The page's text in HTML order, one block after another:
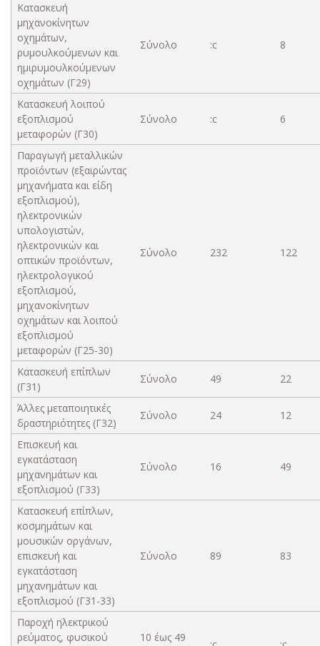
Κατασκευή
μηχανοκίνητων
οχημάτων,
ρυμουλκούμενων και
ημιρυμουλκούμενων
οχημάτων (Γ29)
Σύνολο :c 8
Κατασκευή λοιπού
εξοπλισμού
μεταφορών (Γ30)
Σύνολο :c 6
Παραγωγή μεταλλικών
προϊόντων (εξαιρώντας
μηχανήματα και είδη
εξοπλισμού),
ηλεκτρονικών
υπολογιστών,
ηλεκτρονικών και
οπτικών προϊόντων,
ηλεκτρολογικού
εξοπλισμού,
μηχανοκίνητων
οχημάτων και λοιπού
εξοπλισμού
μεταφορών (Γ25-30)
Σύνολο 232 122
Κατασκευή επίπλων
(Γ31)
Σύνολο 49 22
Άλλες μεταποιητικές
δραστηριότητες (Γ32)
Σύνολο 24 12
Επισκευή και
εγκατάσταση
μηχανημάτων και
εξοπλισμού (Γ33)
Σύνολο 16 49
Κατασκευή επίπλων,
κοσμημάτων και
μουσικών οργάνων,
επισκευή και
εγκατάσταση
μηχανημάτων και
εξοπλισμού (Γ31-33)
Σύνολο 89 83
Παροχή ηλεκτρικού
ρεύματος, φυσικού
10 έως 49